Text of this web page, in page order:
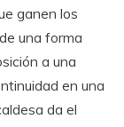
ganen los
una forma
a una
en una
da el